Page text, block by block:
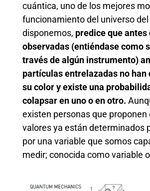
cuántica, uno de los mejores
funcionamiento del universo del
disponemos, predice que antes
observadas (entiéndase como
través de algún instrumento)
partículas entrelazadas no
su color y existe una
colapsar en uno o en otro.
existen personas que proponen
valores ya están determinados
por una variable que somos
medir; conocida como variable